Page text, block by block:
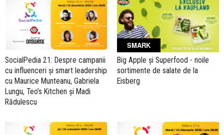
SocialPedia 21: Despre campanii
cu influenceri și smart leadership
cu Maurice Munteanu, Gabriela
Lungu, Teo’s Kitchen și Madi
Rădulescu
SMARK
Big Apple și Superfood - noile
sortimente de salate de la
Eisberg